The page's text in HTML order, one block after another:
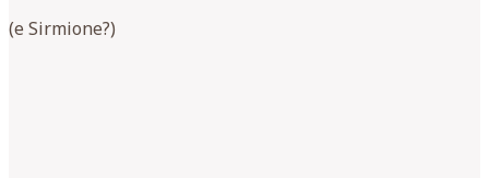
(e Sirmione?)